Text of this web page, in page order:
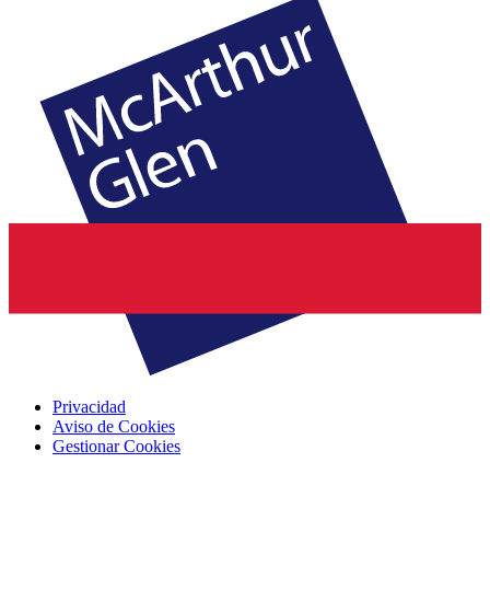
Privacidad
Aviso de Cookies
Gestionar Cookies